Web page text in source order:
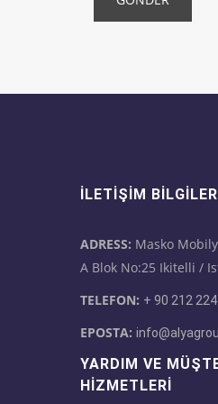
İLETIŞIM BILGILERI
ADRESS: Masko
A Blok No:25 Ikitelli /
TELEFON: + 90 212
EPOSTA:
YARDIM VE
HIZMETLERI